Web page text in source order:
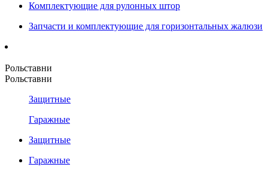
Комплектующие для рулонных штор
Запчасти и комплектующие для горизонтальных жалюзи
Рольставни
Рольставни
Защитные
Гаражные
Защитные
Гаражные